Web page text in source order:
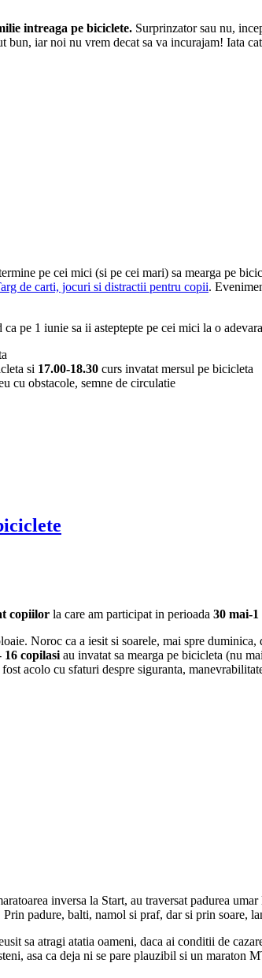
intreaga pe biciclete. Surprinzator sau nu,
iar noi nu vrem decat sa va incurajam! Iata
pe cei mici (si pe cei mari) sa mearga pe
de carti, jocuri si distractii pentru copii.
pe 1 iunie sa ii asteptepte pe cei mici la o
si 17.00-18.30 curs invatat mersul pe bicicleta
cu obstacole, semne de circulatie
copiilor la care am participat in perioada 30 mai-1
Noroc ca a iesit si soarele, mai spre
16 copilasi au invatat sa mearga pe bicicleta (nu
acolo cu sfaturi despre siguranta,
inversa la Start, au traversat padurea
padure, balti, namol si praf, dar si prin soare,
sa atragi atatia oameni, daca ai conditii de
asa ca deja ni se pare plauzibil si un